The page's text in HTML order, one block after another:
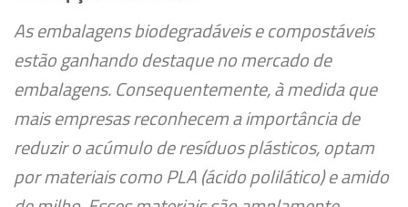
As embalagens biodegradáveis e compostáveis
estão ganhando destaque no mercado de
embalagens. Consequentemente, à medida que
mais empresas reconhecem a importância de
reduzir o acúmulo de resíduos plásticos, optam
por materiais como PLA (ácido polilático) e amido